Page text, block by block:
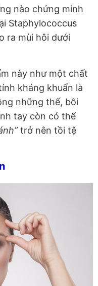
nào chứng minh
Staphylococcus
ra mùi hôi dưới
này như một chất
kháng khuẩn là
những thế, bôi
tay còn có thể
trở nên tồi tệ